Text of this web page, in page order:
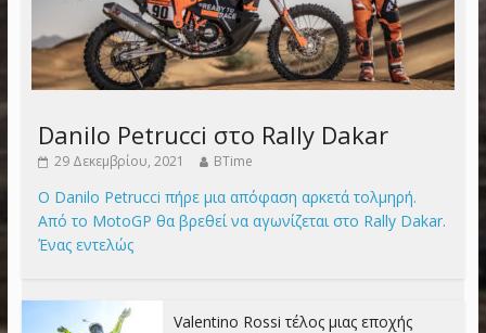
Danilo Petrucci στο Rally Dakar
29 Δεκεμβρίου, 2021 BTime
Ο Danilo Petrucci πήρε μια απόφαση αρκετά τολμηρή.
Από το MotoGP θα βρεθεί να αγωνίζεται στο Rally Dakar.
Ένας εντελώς
Valentino Rossi τέλος μιας εποχής